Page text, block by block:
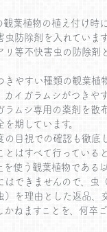
観葉植物の植え付け時
防除剤を入れています
リ等不快害虫の防除剤
きやすい種類の観葉植
カイガラムシがつきや
ムシ専用の薬剤を散
期しています。
目視での確認も徹底し
とはすべて行っている
を使う観葉植物である
はできませんので、虫
）を理由とした返品、
ねますことを、何卒